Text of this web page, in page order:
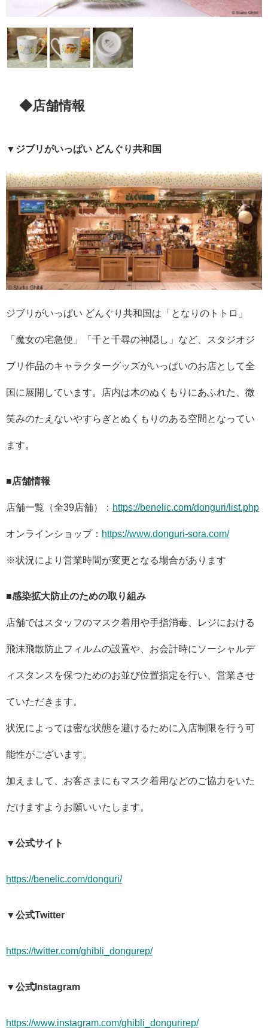
◆店舗情報
▼ジブリがいっぱい どんぐり共和国
ジブリがいっぱい どんぐり共和国は「となりのトトロ」
「魔女の宅急便」「千と千尋の神隠し」など、スタジオジ
ブリ作品のキャラクターグッズがいっぱいのお店として全
国に展開しています。店内は木のぬくもりにあふれた、微
笑みのたえないやすらぎとぬくもりのある空間となってい
ます。
■店舗情報
店舗一覧（全39店舗）： https://benelic.com/donguri/list.php
オンラインショップ： https://www.donguri-sora.com/
※状況により営業時間が変更となる場合があります
■感染拡大防止のための取り組み
店舗ではスタッフのマスク着用や手指消毒、レジにおける
飛沫飛散防止フィルムの設置や、お会計時にソーシャルデ
ィスタンスを保つためのお並び位置指定を行い、営業させ
ていただきます。
状況によっては密な状態を避けるために入店制限を行う可
能性がございます。
加えまして、お客さまにもマスク着用などのご協力をいた
だけますようお願いいたします。
▼公式サイト
https://benelic.com/donguri/
▼公式Twitter
https://twitter.com/ghibli_dongurep/
▼公式Instagram
https://www.instagram.com/ghibli_dongurirep/